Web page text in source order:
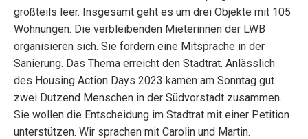
großteils leer. Insgesamt geht es um drei Objekte mit 105
Wohnungen. Die verbleibenden Mieterinnen der LWB
organisieren sich. Sie fordern eine Mitsprache in der
Sanierung. Das Thema erreicht den Stadtrat. Anlässlich
des Housing Action Days 2023 kamen am Sonntag gut
zwei Dutzend Menschen in der Südvorstadt zusammen.
Sie wollen die Entscheidung im Stadtrat mit einer Petition
unterstützen. Wir sprachen mit Carolin und Martin.